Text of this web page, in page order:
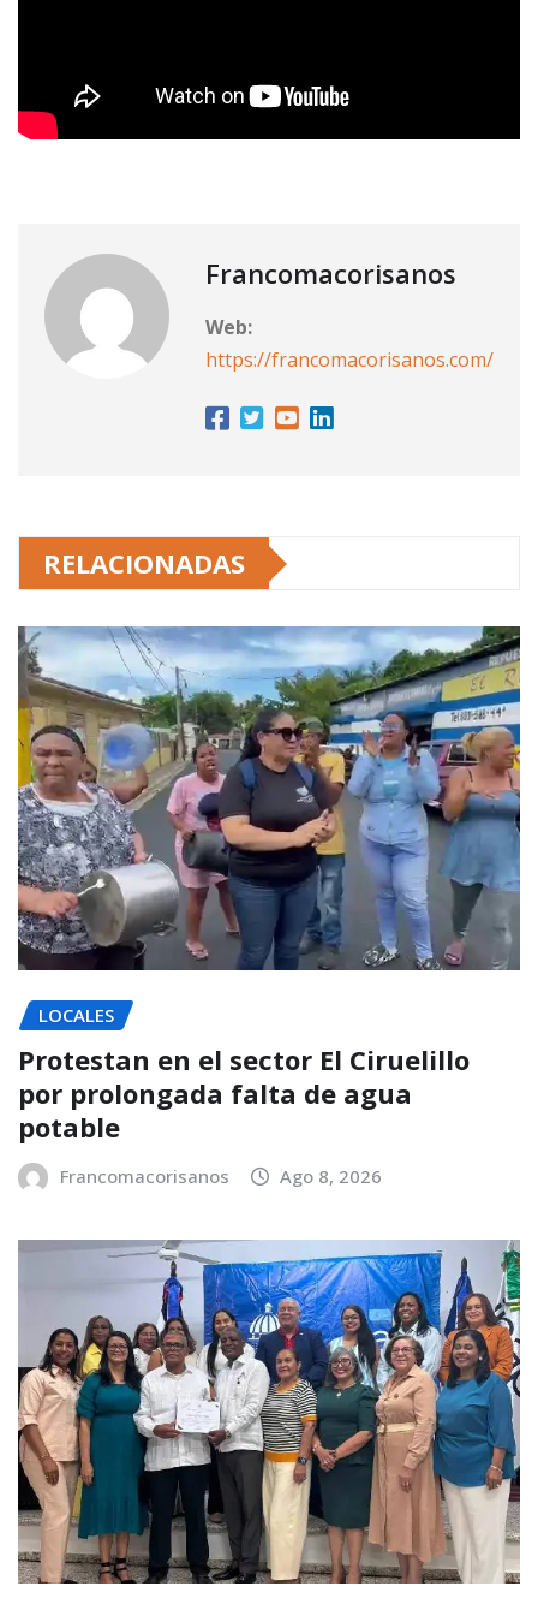
Francomacorisanos
Web:
https://francomacorisanos.com/
RELACIONADAS
LOCALES
Protestan en el sector El Ciruelillo
por prolongada falta de agua
potable
Francomacorisanos Ago 8, 2026